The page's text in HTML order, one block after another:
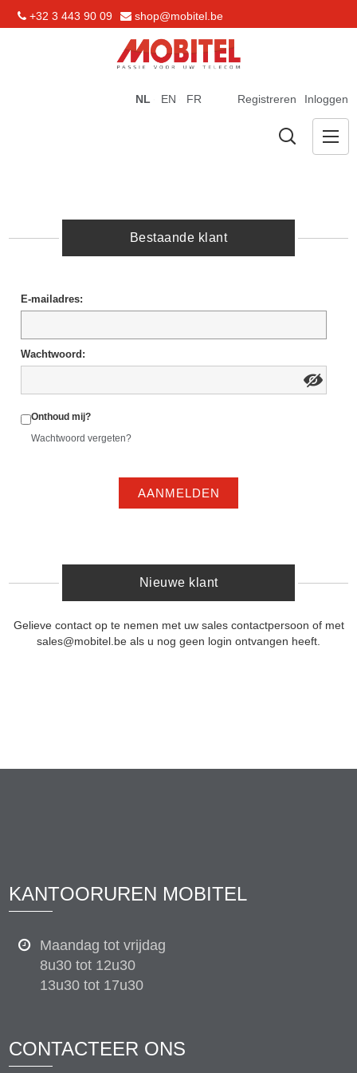
+32 3 443 90 09 shop@mobitel.be
Registreren Inloggen
NL EN FR
Bestaande klant
E-mailadres:
Wachtwoord:
Onthoud mij?
Wachtwoord vergeten?
AANMELDEN
Nieuwe klant
Gelieve contact op te nemen met uw sales contactpersoon of met
sales@mobitel.be als u nog geen login ontvangen heeft.
KANTOORUREN MOBITEL
Maandag tot vrijdag
8u30 tot 12u30
13u30 tot 17u30
CONTACTEER ONS